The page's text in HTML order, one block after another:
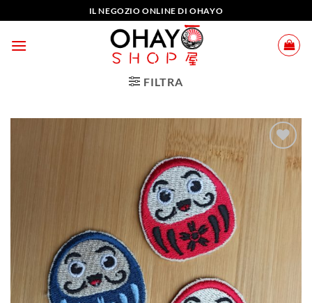
ai
contenuti
IL NEGOZIO ONLINE DI OHAYO
FILTRA
Aggiungi